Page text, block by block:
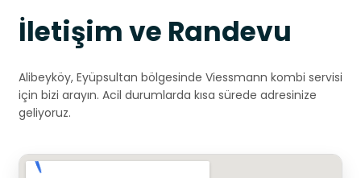
İletişim ve Randevu
Alibeyköy, Eyüpsultan bölgesinde Viessmann kombi servisi
için bizi arayın. Acil durumlarda kısa sürede adresinize
geliyoruz.